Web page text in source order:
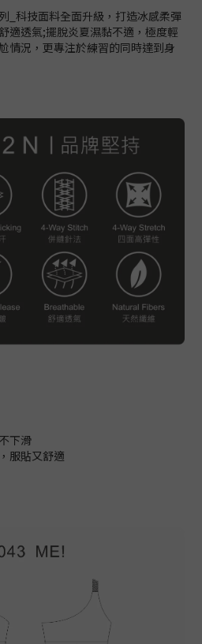
_科技面料全面升級，打造冰感柔彈
適透氣;擺脫炎夏濕黏不適，極度輕
情況，更專注於練習的同時達到身
下滑
服貼又舒適